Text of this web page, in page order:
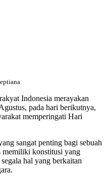
Indonesia merayakan
pada hari berikutnya,
memperingati Hari
sangat penting bagi sebuah
memiliki konstitusi yang
hal yang berkaitan